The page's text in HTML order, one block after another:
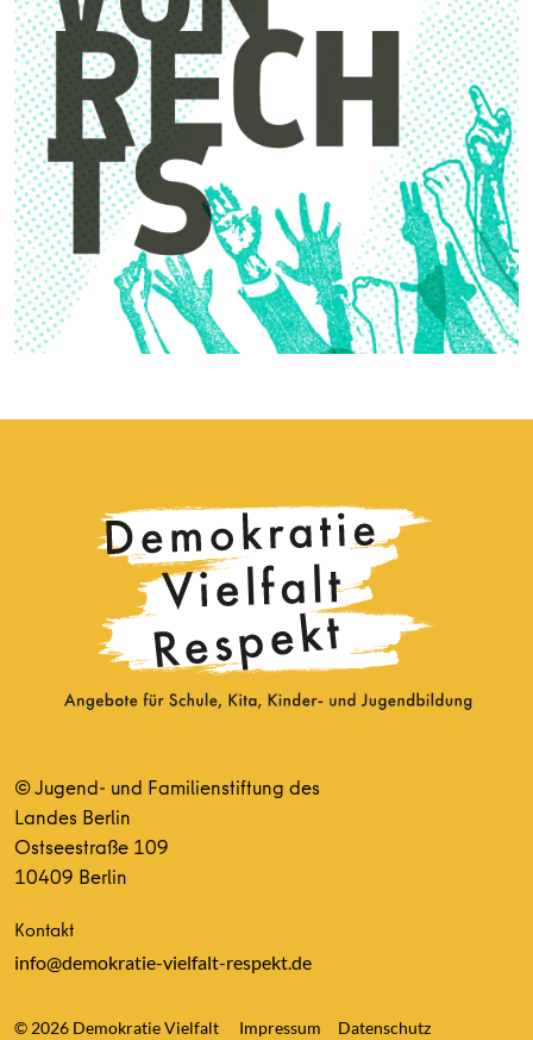
© Jugend- und Familienstiftung des
Landes Berlin
Ostseestraße 109
10409 Berlin
Kontakt
info@demokratie-vielfalt-respekt.de
© 2026 Demokratie Vielfalt Impressum Datenschutz